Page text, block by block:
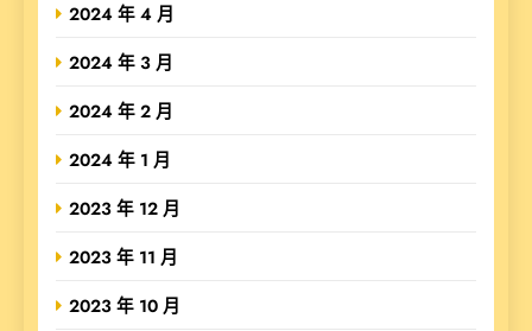
2024 年 4 月
2024 年 3 月
2024 年 2 月
2024 年 1 月
2023 年 12 月
2023 年 11 月
2023 年 10 月